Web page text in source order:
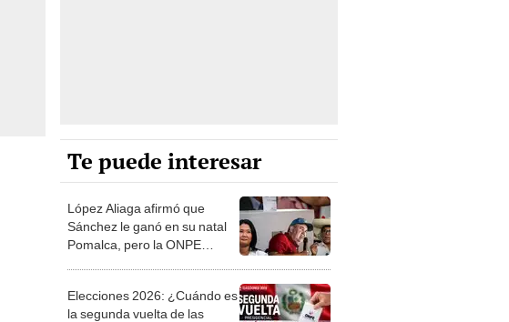
Te puede interesar
López Aliaga afirmó que
Sánchez le ganó en su natal
Pomalca, pero la ONPE
Elecciones 2026: ¿Cuándo es
la segunda vuelta de las